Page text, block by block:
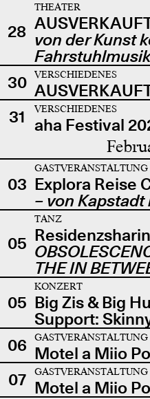
28
THEATER
von der Kunst
30
VERSCHIEDENES
31
VERSCHIEDENES
aha Festival
03
GASTVERANSTALTUNG
Explora Reise
– von
05
TANZ
THE IN
05
KONZERT
Big Zis & Big
Support:
06
GASTVERANSTALTUNG
Motel a Miio
07
GASTVERANSTALTUNG
Motel a Miio